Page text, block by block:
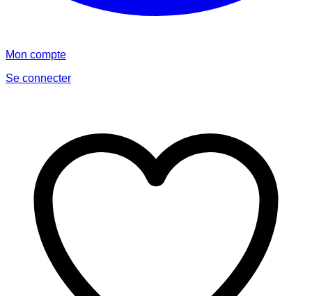
Mon compte
Se connecter